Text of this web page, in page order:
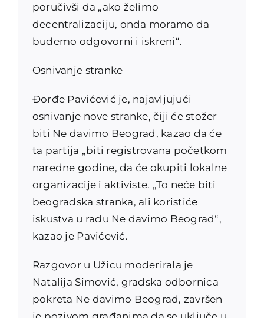
poručivši da „ako želimo
decentralizaciju, onda moramo da
budemo odgovorni i iskreni“.
Osnivanje stranke
Đorđe Pavićević je, najavljujući
osnivanje nove stranke, čiji će stožer
biti Ne davimo Beograd, kazao da će
ta partija „biti registrovana početkom
naredne godine, da će okupiti lokalne
organizacije i aktiviste. „To neće biti
beogradska stranka, ali koristiće
iskustva u radu Ne davimo Beograd“,
kazao je Pavićević.
Razgovor u Užicu moderirala je
Natalija Simović, gradska odbornica
pokreta Ne davimo Beograd, završen